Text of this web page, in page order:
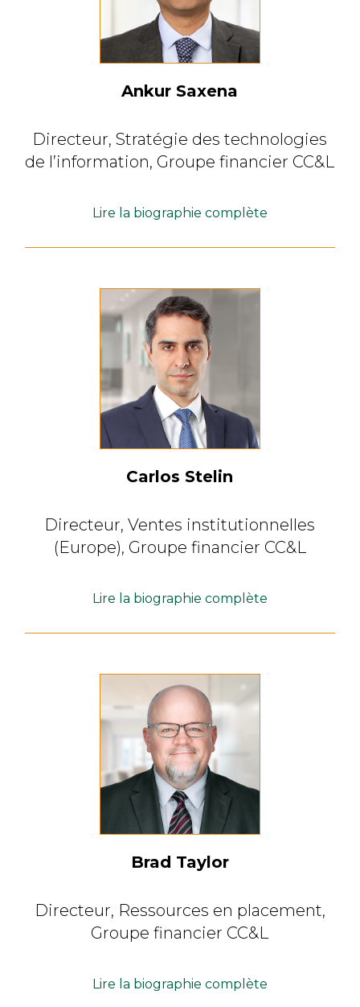
Ankur Saxena
Directeur, Stratégie des technologies
de l’information, Groupe financier CC&L
Lire la biographie complète
Carlos Stelin
Directeur, Ventes institutionnelles
(Europe), Groupe financier CC&L
Lire la biographie complète
Brad Taylor
Directeur, Ressources en placement,
Groupe financier CC&L
Lire la biographie complète